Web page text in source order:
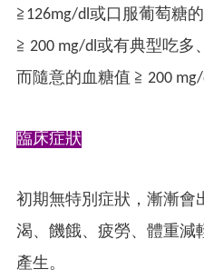
≧126mg/dl或口服葡萄糖
≧ 200 mg/dl或有典型吃
而隨意的血糖值 ≧ 200
臨床症狀
初期無特別症狀，漸漸會
渴、饑餓、疲勞、體重減
產生。